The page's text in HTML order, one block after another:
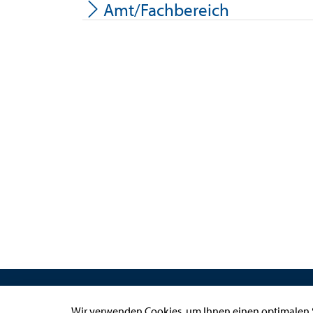
Amt/Fachbereich
Links